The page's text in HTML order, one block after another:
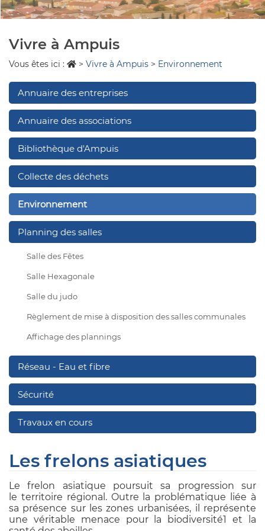
Vivre à Ampuis
Vous êtes ici : > Vivre à Ampuis > Environnement
Annuaire des entreprises
Annuaire des associations
Bibliothèque d'Ampuis
Collecte des déchets
Environnement
Planning des salles
Salle des Fêtes
Salle Hexagonale
Salle du judo
Règlement de mise à disposition des salles communales
Affichage des plannings
Réseau - Eau et fibre
Sécurité
Travaux en cours
Les frelons asiatiques
Le frelon asiatique poursuit sa progression sur
le territoire régional. Outre la problématique liée à
sa présence sur les zones urbanisées, il représente
une véritable menace pour la biodiversité1 et la